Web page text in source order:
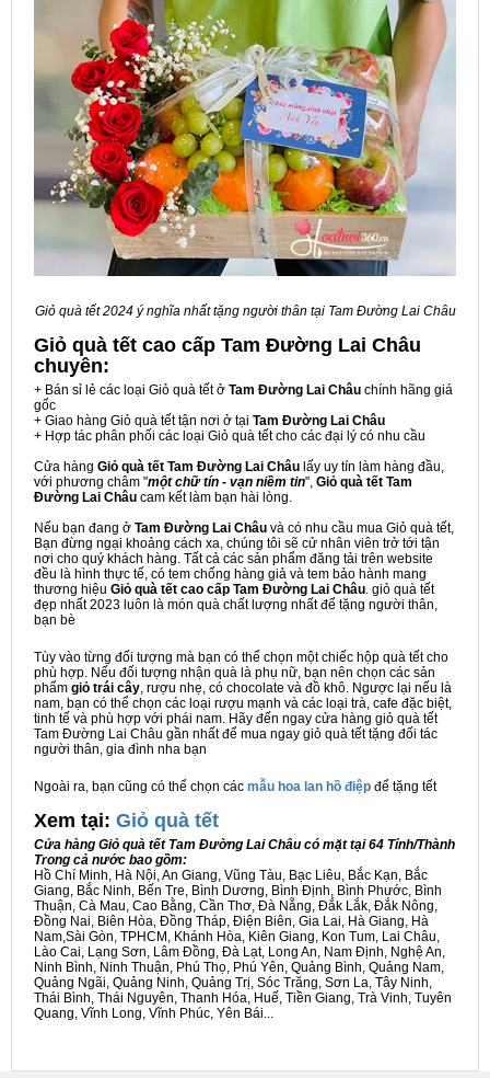
Giỏ quà tết 2024 ý nghĩa nhất tặng người thân tại Tam Đường Lai Châu
Giỏ quà tết cao cấp Tam Đường Lai Châu
chuyên:
+ Bán sỉ lẻ các loại Giỏ quà tết ở Tam Đường Lai Châu chính hãng giá
gốc
+ Giao hàng Giỏ quà tết tận nơi ở tại Tam Đường Lai Châu
+ Hợp tác phân phối các loại Giỏ quà tết cho các đại lý có nhu cầu
Cửa hàng Giỏ quà tết Tam Đường Lai Châu lấy uy tín làm hàng đầu,
với phương châm "một chữ tín - vạn niềm tin", Giỏ quà tết Tam
Đường Lai Châu cam kết làm bạn hài lòng.
Nếu bạn đang ở Tam Đường Lai Châu và có nhu cầu mua Giỏ quà tết,
Bạn đừng ngại khoảng cách xa, chúng tôi sẽ cử nhân viên trở tới tận
nơi cho quý khách hàng. Tất cả các sản phẩm đăng tải trên website
đều là hình thực tế, có tem chống hàng giả và tem bảo hành mang
thương hiệu Giỏ quà tết cao cấp Tam Đường Lai Châu. giỏ quà tết
đẹp nhất 2023 luôn là món quà chất lượng nhất để tặng người thân,
bạn bè
Tùy vào từng đối tượng mà bạn có thể chọn một chiếc hộp quà tết cho
phù hợp. Nếu đối tượng nhận quà là phụ nữ, bạn nên chọn các sản
phẩm giỏ trái cây, rượu nhẹ, có chocolate và đồ khô. Ngược lại nếu là
nam, bạn có thể chọn các loại rượu mạnh và các loại trà, cafe đặc biệt,
tinh tế và phù hợp với phái nam. Hãy đến ngay cửa hàng giỏ quà tết
Tam Đường Lai Châu gần nhất để mua ngay giỏ quà tết tặng đối tác
người thân, gia đình nha bạn
Ngoài ra, bạn cũng có thể chọn các mẫu hoa lan hồ điệp để tặng tết
Xem tại: Giỏ quà tết
Cửa hàng Giỏ quà tết Tam Đường Lai Châu có mặt tại 64 Tỉnh/Thành
Trong cả nước bao gồm:
Hồ Chí Minh, Hà Nội, An Giang, Vũng Tàu, Bạc Liêu, Bắc Kạn, Bắc
Giang, Bắc Ninh, Bến Tre, Bình Dương, Bình Định, Bình Phước, Bình
Thuận, Cà Mau, Cao Bằng, Cần Thơ, Đà Nẵng, Đắk Lắk, Đắk Nông,
Đồng Nai, Biên Hòa, Đồng Tháp, Điện Biên, Gia Lai, Hà Giang, Hà
Nam,Sài Gòn, TPHCM, Khánh Hòa, Kiên Giang, Kon Tum, Lai Châu,
Lào Cai, Lạng Sơn, Lâm Đồng, Đà Lạt, Long An, Nam Định, Nghệ An,
Ninh Bình, Ninh Thuận, Phú Thọ, Phú Yên, Quảng Bình, Quảng Nam,
Quảng Ngãi, Quảng Ninh, Quảng Trị, Sóc Trăng, Sơn La, Tây Ninh,
Thái Bình, Thái Nguyên, Thanh Hóa, Huế, Tiền Giang, Trà Vinh, Tuyên
Quang, Vĩnh Long, Vĩnh Phúc, Yên Bái...